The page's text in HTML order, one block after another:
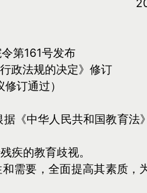
第161号发布
政法规的决定》修订
订通过）
《中华人民共和国教育法
疾的教育歧视。
需要，全面提高其素质，